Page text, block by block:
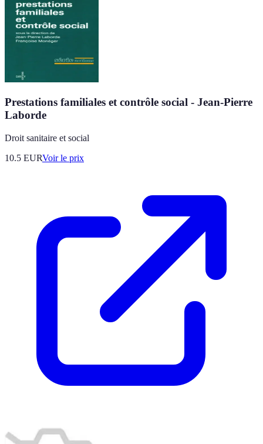
Prestations familiales et contrôle social - Jean-Pierre
Laborde
Droit sanitaire et social
10.5 EURVoir le prix